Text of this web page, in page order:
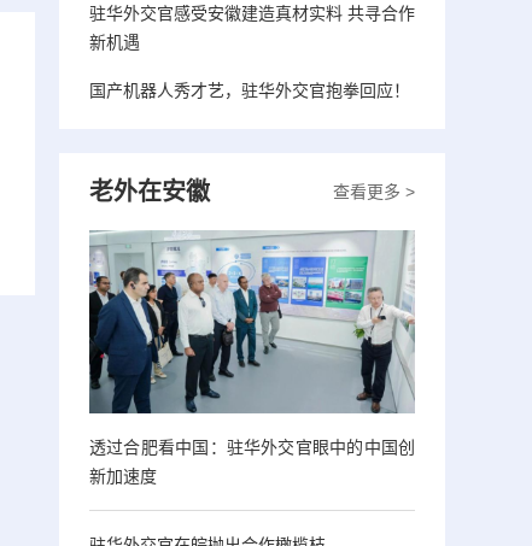
驻华外交官感受安徽建造真材实料 共寻合作
新机遇
国产机器人秀才艺，驻华外交官抱拳回应！
查看更多 >
老外在安徽
透过合肥看中国：驻华外交官眼中的中国创
新加速度